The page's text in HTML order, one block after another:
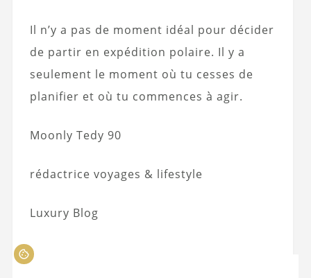
Il n’y a pas de moment idéal pour décider
de partir en expédition polaire. Il y a
seulement le moment où tu cesses de
planifier et où tu commences à agir.
Moonly Tedy 90
rédactrice voyages & lifestyle
Luxury Blog